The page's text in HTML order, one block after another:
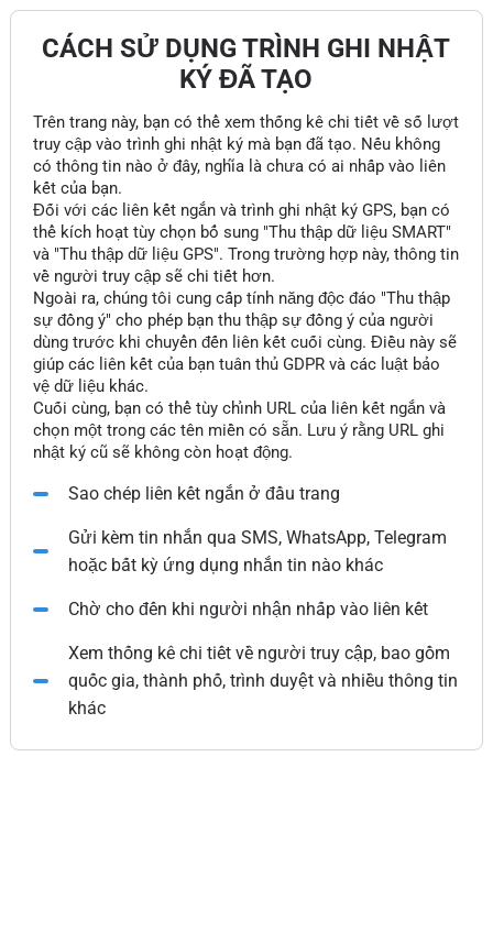
CÁCH SỬ DỤNG TRÌNH GHI NHẬT
KÝ ĐÃ TẠO
Trên trang này, bạn có thể xem thống kê chi tiết về số lượt
truy cập vào trình ghi nhật ký mà bạn đã tạo. Nếu không
có thông tin nào ở đây, nghĩa là chưa có ai nhấp vào liên
kết của bạn.
Đối với các liên kết ngắn và trình ghi nhật ký GPS, bạn có
thể kích hoạt tùy chọn bổ sung "Thu thập dữ liệu SMART"
và "Thu thập dữ liệu GPS". Trong trường hợp này, thông tin
về người truy cập sẽ chi tiết hơn.
Ngoài ra, chúng tôi cung cấp tính năng độc đáo "Thu thập
sự đồng ý" cho phép bạn thu thập sự đồng ý của người
dùng trước khi chuyển đến liên kết cuối cùng. Điều này sẽ
giúp các liên kết của bạn tuân thủ GDPR và các luật bảo
vệ dữ liệu khác.
Cuối cùng, bạn có thể tùy chỉnh URL của liên kết ngắn và
chọn một trong các tên miền có sẵn. Lưu ý rằng URL ghi
nhật ký cũ sẽ không còn hoạt động.
Sao chép liên kết ngắn ở đầu trang
Gửi kèm tin nhắn qua SMS, WhatsApp, Telegram
hoặc bất kỳ ứng dụng nhắn tin nào khác
Chờ cho đến khi người nhận nhấp vào liên kết
Xem thống kê chi tiết về người truy cập, bao gồm
quốc gia, thành phố, trình duyệt và nhiều thông tin
khác